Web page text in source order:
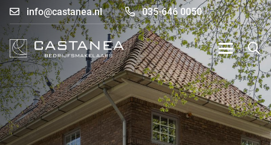
info@castanea.nl 035-646 0050